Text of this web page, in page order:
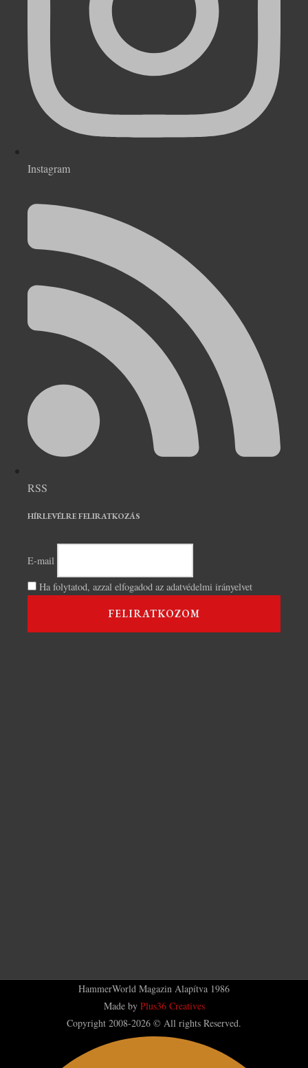
Instagram
RSS
HÍRLEVÉLRE FELIRATKOZÁS
E-mail
Ha folytatod, azzal elfogadod az adatvédelmi irányelvet
HammerWorld Magazin Alapítva 1986
Made by Plus36 Creatives
Copyright 2008-2026 © All rights Reserved.